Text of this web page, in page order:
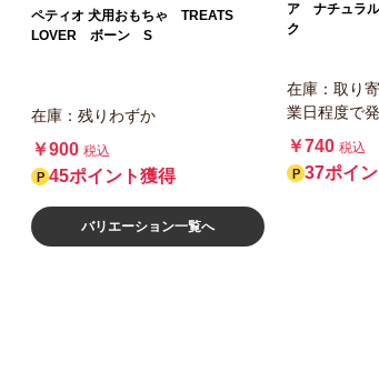
ペティオ 犬用おもちゃ TREATS
LOVER ボーン S
在庫：残りわずか
￥900 税込
45ポイント獲得
バリエーション一覧へ
ア ナチュラ
ク
在庫：取り
業日程度で
￥740 税込
37ポイ